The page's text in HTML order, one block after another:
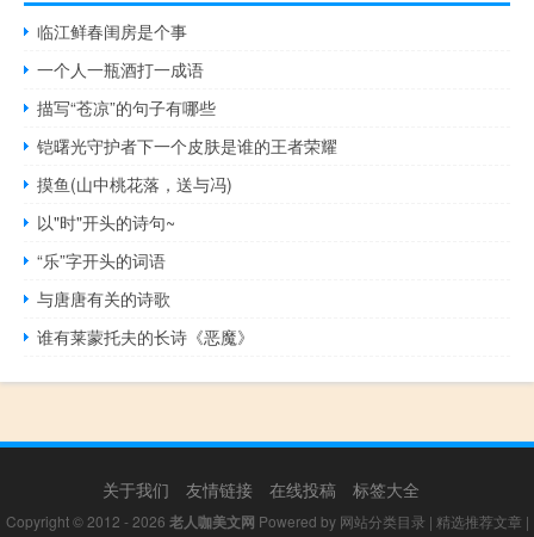
临江鲜春闺房是个事
一个人一瓶酒打一成语
描写“苍凉”的句子有哪些
铠曙光守护者下一个皮肤是谁的王者荣耀
摸鱼(山中桃花落，送与冯)
以"时"开头的诗句~
“乐”字开头的词语
与唐唐有关的诗歌
谁有莱蒙托夫的长诗《恶魔》
关于我们 友情链接 在线投稿 标签大全
Copyright © 2012 - 2026 老人咖美文网 Powered by 网站分类目录 | 精选推荐文章 |